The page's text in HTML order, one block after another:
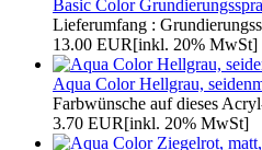
Basic Color
Lieferumfang :
13.00 EUR[inkl. 20% MwSt]
Aqua Color Hellgrau,
Farbwünsche auf dieses
3.70 EUR[inkl. 20% MwSt]